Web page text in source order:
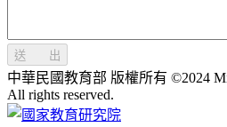
送 出
中華民國教育部 版權所有 ©2024
All rights reserved.